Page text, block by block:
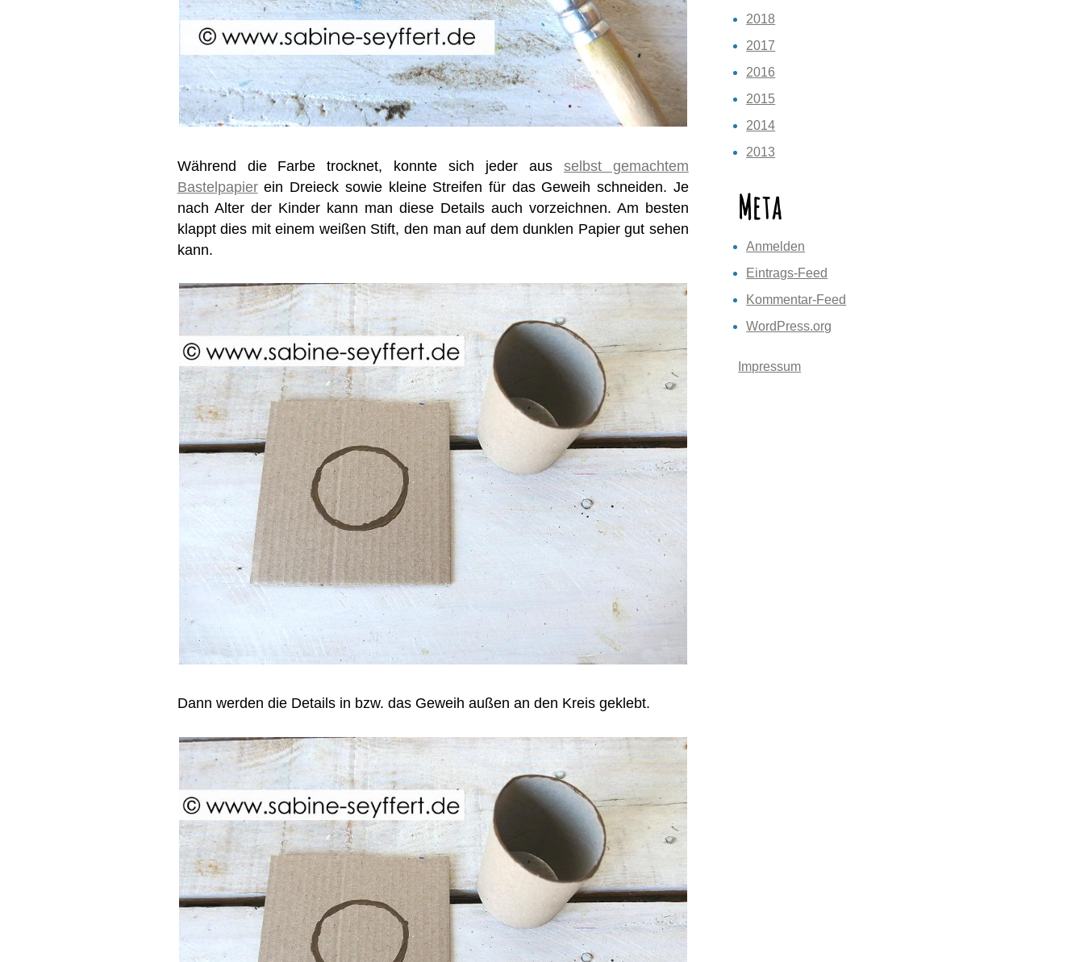
Während die Farbe trocknet, konnte sich jeder aus selbst gemachtem
Bastelpapierein Dreieck sowie kleine Streifen für das Geweih schneiden. Je
nach Alter der Kinder kann man diese Details auch vorzeichnen. Am besten
klappt dies mit einem weißen Stift, den man auf dem dunklen Papier gut sehen
kann.
Dann werden die Details in bzw. das Geweih außen an den Kreis geklebt.
2018
2017
2016
2015
2014
2013
Meta
Anmelden
Eintrags-Feed
Kommentar-Feed
WordPress.org
Impressum